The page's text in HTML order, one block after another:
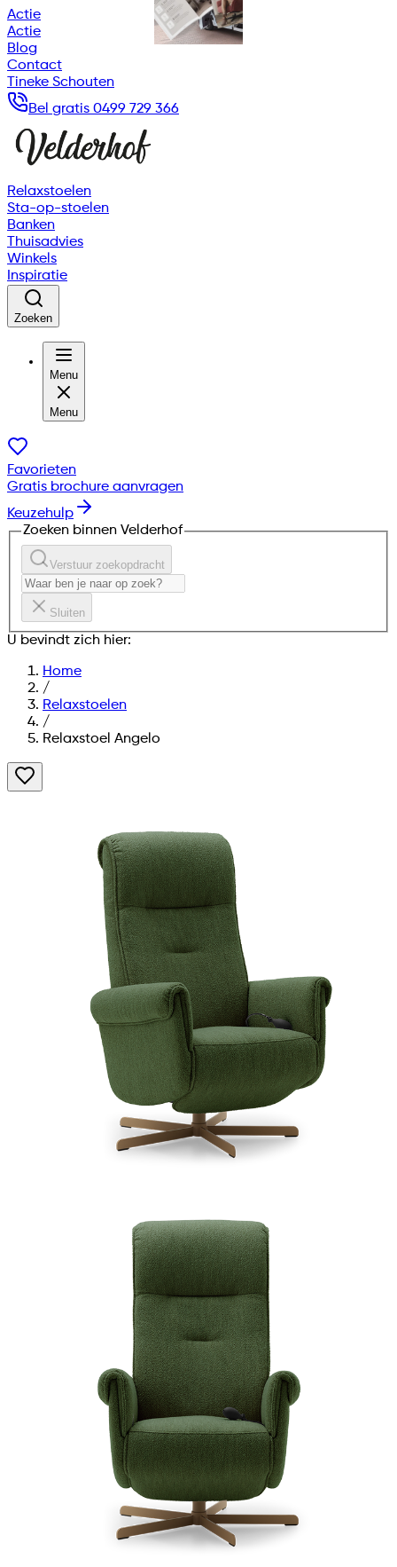
Actie
Actie
Blog
Contact
Tineke Schouten
Bel gratis 0499 729 366
Relaxstoelen
Sta-op-stoelen
Banken
Thuisadvies
Winkels
Inspiratie
Zoeken
Menu
Menu
Favorieten
Gratis brochure aanvragen
Keuzehulp
Zoeken binnen Velderhof
Verstuur zoekopdracht
Sluiten
U bevindt zich hier:
Home
/
Relaxstoelen
/
Relaxstoel Angelo